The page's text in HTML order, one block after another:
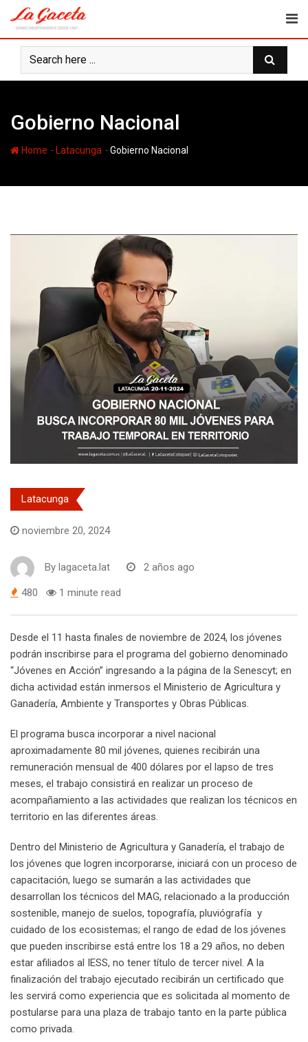
content
Gobierno Nacional
Home - Latacunga -Gobierno Nacional
Latacunga
noviembre 20, 2024
By lagaceta.lat 2 años ago
480 1 minute read
Desde el 11 hasta finales de noviembre de 2024, los jóvenes
podrán inscribirse para el programa del gobierno denominado
“Jóvenes en Acción” ingresando a la página de la Senescyt; en
dicha actividad están inmersos el Ministerio de Agricultura y
Ganadería, Ambiente y Transportes y Obras Públicas.
El programa busca incorporar a nivel nacional
aproximadamente 80 mil jóvenes, quienes recibirán una
remuneración mensual de 400 dólares por el lapso de tres
meses, el trabajo consistirá en realizar un proceso de
acompañamiento a las actividades que realizan los técnicos en
territorio en las diferentes áreas.
Dentro del Ministerio de Agricultura y Ganadería, el trabajo de
los jóvenes que logren incorporarse, iniciará con un proceso de
capacitación, luego se sumarán a las actividades que
desarrollan los técnicos del MAG, relacionado a la producción
sostenible, manejo de suelos, topografía, pluviógrafía y
cuidado de los ecosistemas; el rango de edad de los jóvenes
que pueden inscribirse está entre los 18 a 29 años, no deben
estar afiliados al IESS, no tener título de tercer nivel. A la
finalización del trabajo ejecutado recibirán un certificado que
les servirá como experiencia que es solicitada al momento de
postularse para una plaza de trabajo tanto en la parte pública
como privada.